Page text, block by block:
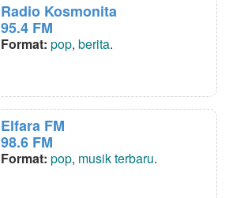
Radio Kosmonita
95.4 FM
Format: pop, berita.
Elfara FM
98.6 FM
Format: pop, musik terbaru.